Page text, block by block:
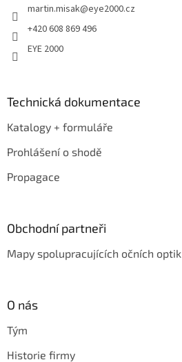
martin.misak@eye2000.cz
+420 608 869 496
EYE 2000
Technická dokumentace
Katalogy + formuláře
Prohlášení o shodě
Propagace
Obchodní partneři
Mapy spolupracujících očních optik
O nás
Tým
Historie firmy